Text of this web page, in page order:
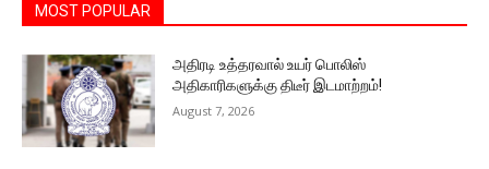
MOST POPULAR
அதிரடி உத்தரவால் உயர் பொலிஸ்
அதிகாரிகளுக்கு திடீர் இடமாற்றம்!
August 7, 2026